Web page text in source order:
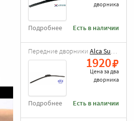
дворника
Есть в наличии
Подробнее
Передние дворники Alca Super Flat
1920
Цена задва
дворника
Есть в наличии
Подробнее